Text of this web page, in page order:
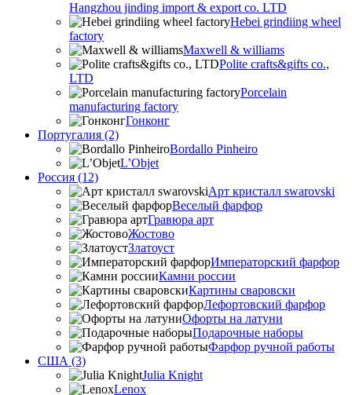
Hangzhou jinding import & export co. LTD
Hebei grindiing wheel
factory
Maxwell & williams
Polite crafts&gifts co.,
LTD
Porcelain
manufacturing factory
Гонконг
Португалия (2)
Bordallo Pinheiro
L’Objet
Россия (12)
Арт кристалл swarovski
Веселый фарфор
Гравюра арт
Жостово
Златоуст
Императорский фарфор
Камни россии
Картины сваровски
Лефортовский фарфор
Офорты на латуни
Подарочные наборы
Фарфор ручной работы
США (3)
Julia Knight
Lenox